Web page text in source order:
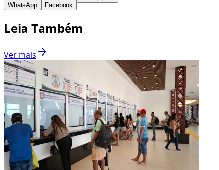
WhatsApp Facebook
Leia Também
Ver mais